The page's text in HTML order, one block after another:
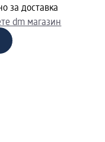
за доставка
dm магазин